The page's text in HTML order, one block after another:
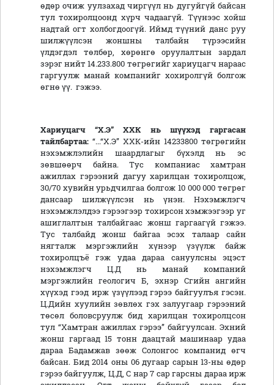
өдөр очиж уулзахад чиргүүл нь дугуйгүй байсан
тул тохиролцоонд хүрч чадаагүй. Түүнээс хойш
надтай огт холбогдоогүй. Иймд түүний данс руу
шилжүүлсэн жоншны талбайн түрээсийн
үлдэгдэл төлбөр, хөрөнгө оруулалтын зардал
зэрэг нийт 14.233.800 төгрөгийг хариуцагч нараас
гаргуулж манай компанийг хохиролгүй болгож
өгнө үү. гэжээ.
Хариуцагч “Х.Э” ХХК нь шүүхэд гаргасан
тайлбартаа: “...“Х.Э” ХХК-ийн 14233800 төгрөгийн
нэхэмжлэлийн шаардлагыг бүхэлд нь эс
зөвшөөрч байна. Тус компаниас хамтран
ажиллах гэрээний дагуу харилцан тохиролцож,
30/70 хувийн урьдчилгаа болгож 10 000 000 төгрөг
дансаар шилжүүлсэн нь үнэн. Нэхэмжлэгч
нэхэмжлэлдээ гэрээгээр тохирсон хэмжээгээр уг
ашиглалтын талбайгаас жонш гаргаагүй гэжээ.
Тус талбайд жонш байгаа эсэх талаар сайн
нягталж мэргэжлийн хүнээр үзүүлж байж
тохиролцъё гэж удаа дараа сануулсны эцэст
нэхэмжлэгч Ц.Д нь манай компаний
мэргэжлийн геологич Б, эхнэр Сгийн ангийн
хүүхэд гээд ирж үзүүлээд гэрээ байгуулъя гэсэн.
Ц.Дийн хуулийн зөвлөх гэх залуугаар гэрээний
төсөл боловсруулж бид харилцан тохиролцсон
тул “Хамтран ажиллах гэрээ” байгуулсан. Эхний
жонш гаргаад 15 тонн даацтай машинаар удаа
дараа Бадамжав зөөж Солонгос компанид өгч
байсан. Бид 2014 оны 06 дугаар сарын 13-ны өдөр
гэрээ байгуулж, Ц.Д, С нар 7 сар гарсны дараа ирж